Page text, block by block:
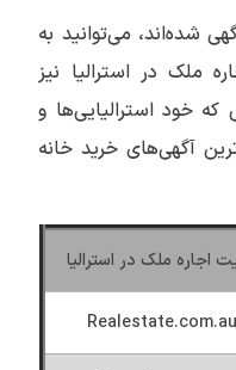
برای بررسی املاکی که جهت فروش آگهی شده‎‌اند، می‌توانید به
ملک در استرالیا نیز
خود استرالیایی‌ها و
آگهی‌‌های خرید خانه
اجاره ملک در استرالیا
Realestate.com.au